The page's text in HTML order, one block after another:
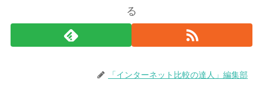
る
「インターネット比較の達人」編集部